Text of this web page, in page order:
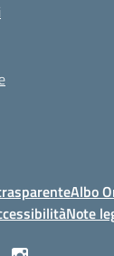
Albo
Note